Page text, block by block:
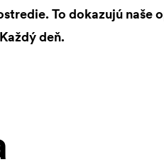
To dokazujú
deň.